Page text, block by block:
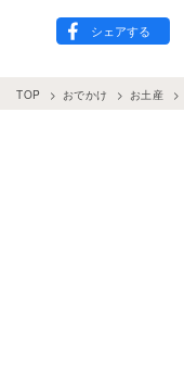
TOP おでかけ お土産